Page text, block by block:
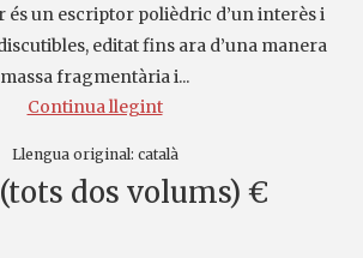
és un escriptor polièdric d’un interès i
editat fins ara d’una manera
massa fragmentària i...
Continua llegint
Llengua original: català
dos volums) €